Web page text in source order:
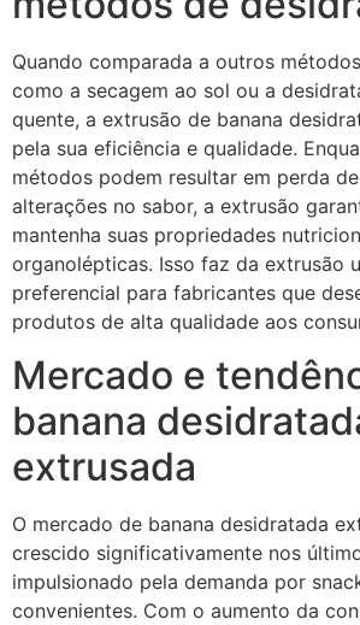
Quando comparada a outros
como a secagem ao sol ou a
quente, a extrusão de banana
pela sua eficiência e qualidade.
métodos podem resultar em perda
alterações no sabor, a extrusão
mantenha suas propriedades
organolépticas. Isso faz da extrusão
preferencial para fabricantes que
produtos de alta qualidade aos
Mercado e
banana
extrusada
O mercado de banana desidratada
crescido significativamente nos
impulsionado pela demanda por
convenientes. Com o aumento da